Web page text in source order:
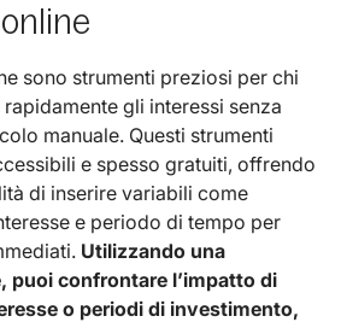
sono strumenti preziosi per chi
gli interessi senza
manuale. Questi strumenti
e spesso gratuiti, offrendo
di inserire variabili come
e periodo di tempo per
Utilizzando una
puoi confrontare l’impatto di
o periodi di investimento,